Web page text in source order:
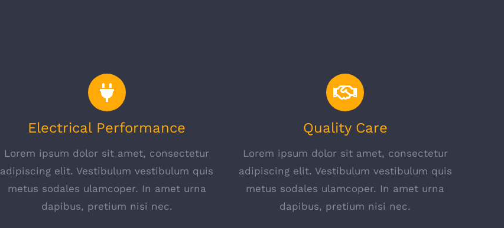
Electrical Performance
Lorem ipsum dolor sit amet, consectetur
adipiscing elit. Vestibulum vestibulum quis
metus sodales ulamcoper. In amet urna
dapibus, pretium nisi nec.
Quality Care
Lorem ipsum dolor sit amet, consectetur
adipiscing elit. Vestibulum vestibulum quis
metus sodales ulamcoper. In amet urna
dapibus, pretium nisi nec.